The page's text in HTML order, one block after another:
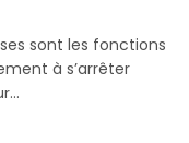
sont les fonctions
à s’arrêter